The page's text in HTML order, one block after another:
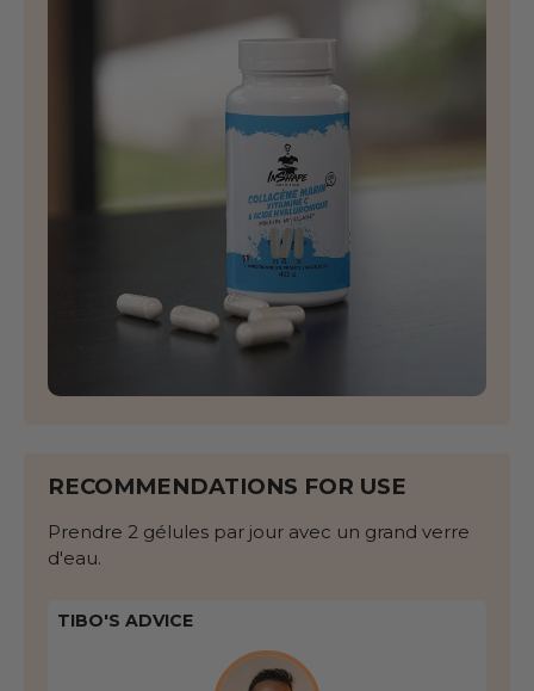
RECOMMENDATIONS FOR USE
Prendre 2 gélules par jour avec un grand verre
d'eau.
TIBO'S ADVICE